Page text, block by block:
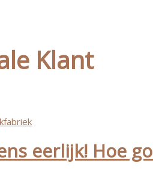
Klant
eerlijk! Hoe